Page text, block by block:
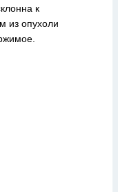
к
из опухоли